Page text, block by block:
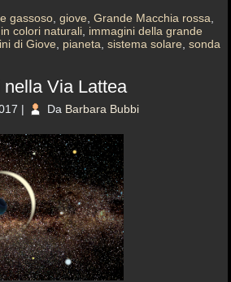
gassoso ,giove ,Grande Macchia rossa
colori naturali immagini della grande
di Giove pianeta ,sistema solare ,sonda
Via Lattea
| Da Barbara Bubbi